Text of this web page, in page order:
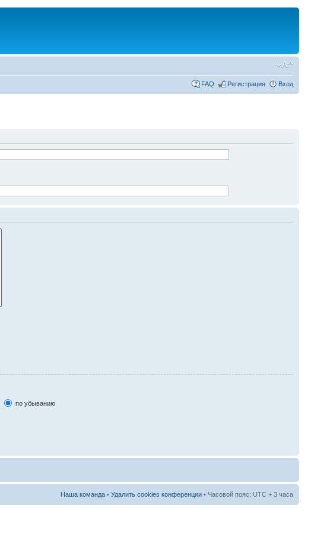
FAQ Регистрация Вход
по убыванию
Наша команда • Удалить cookies конференции • Часовой пояс: UTC + 3 часа